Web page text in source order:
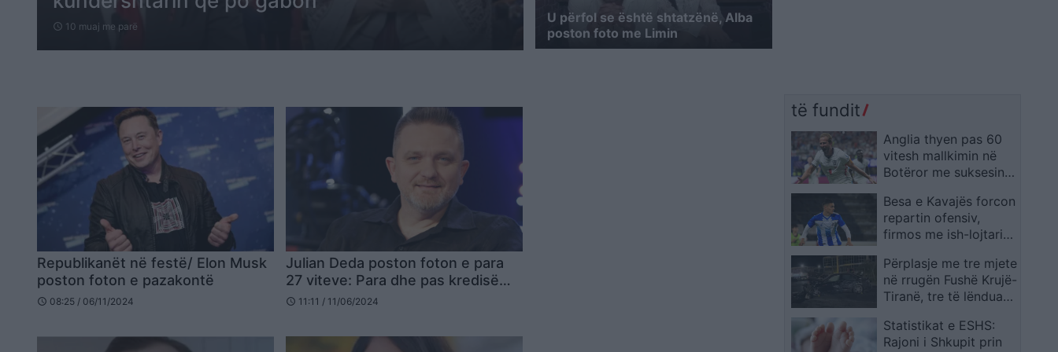
schedule 10 muaj me parë
U përfol se është shtatzënë, Alba
poston foto me Limin
Republikanët në festë/ Elon Musk
poston foton e pazakontë
schedule 08:25 / 06/11/2024
Julian Deda poston foton e para
27 viteve: Para dhe pas kredisë…
schedule 11:11 / 11/06/2024
të fundit
Anglia thyen pas 60
vitesh mallkimin në
Botëror me suksesin
Besa e Kavajës forcon
repartin ofensiv,
firmos me ish-lojtarin
Përplasje me tre mjete
në rrugën Fushë Krujë-
Tiranë, tre të lënduar
Statistikat e ESHS:
Rajoni i Shkupit prin